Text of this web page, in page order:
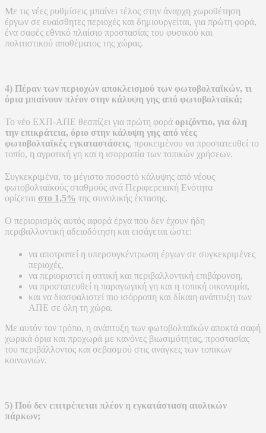
Με τις νέες ρυθμίσεις μπαίνει τέλος στην άναρχη χωροθέτηση
έργων σε ευαίσθητες περιοχές και δημιουργείται, για πρώτη φορά,
ένα σαφές εθνικό πλαίσιο προστασίας του φυσικού και
πολιτιστικού αποθέματος της χώρας.
4) Πέραν των περιοχών αποκλεισμού των φωτοβολταϊκών, τι
όρια μπαίνουν πλέον στην κάλυψη γης από φωτοβολταϊκά;
Το νέο ΕΧΠ-ΑΠΕ θεσπίζει για πρώτη φορά οριζόντιο, για όλη
την επικράτεια, όριο στην κάλυψη γης από νέες
φωτοβολταϊκές εγκαταστάσεις, προκειμένου να προστατευθεί το
τοπίο, η αγροτική γη και η ισορροπία των τοπικών χρήσεων.
Συγκεκριμένα, το μέγιστο ποσοστό κάλυψης από νέους
φωτοβολταϊκούς σταθμούς ανά Περιφερειακή Ενότητα
ορίζεται στο 1,5% της συνολικής έκτασης.
Ο περιορισμός αυτός αφορά έργα που δεν έχουν ήδη
περιβαλλοντική αδειοδότηση και εισάγεται ώστε:
να αποτραπεί η υπερσυγκέντρωση έργων σε συγκεκριμένες
περιοχές,
να περιοριστεί η οπτική και περιβαλλοντική επιβάρυνση,
να προστατευθεί η παραγωγική γη και η τοπική οικονομία,
και να διασφαλιστεί πιο ισόρροπη και δίκαιη ανάπτυξη των
ΑΠΕ σε όλη τη χώρα.
Με αυτόν τον τρόπο, η ανάπτυξη των φωτοβολταϊκών αποκτά σαφή
χωρικά όρια και προχωρά με κανόνες βιωσιμότητας, προστασίας
του περιβάλλοντος και σεβασμού στις ανάγκες των τοπικών
κοινωνιών.
5) Πού δεν επιτρέπεται πλέον η εγκατάσταση αιολικών
πάρκων;